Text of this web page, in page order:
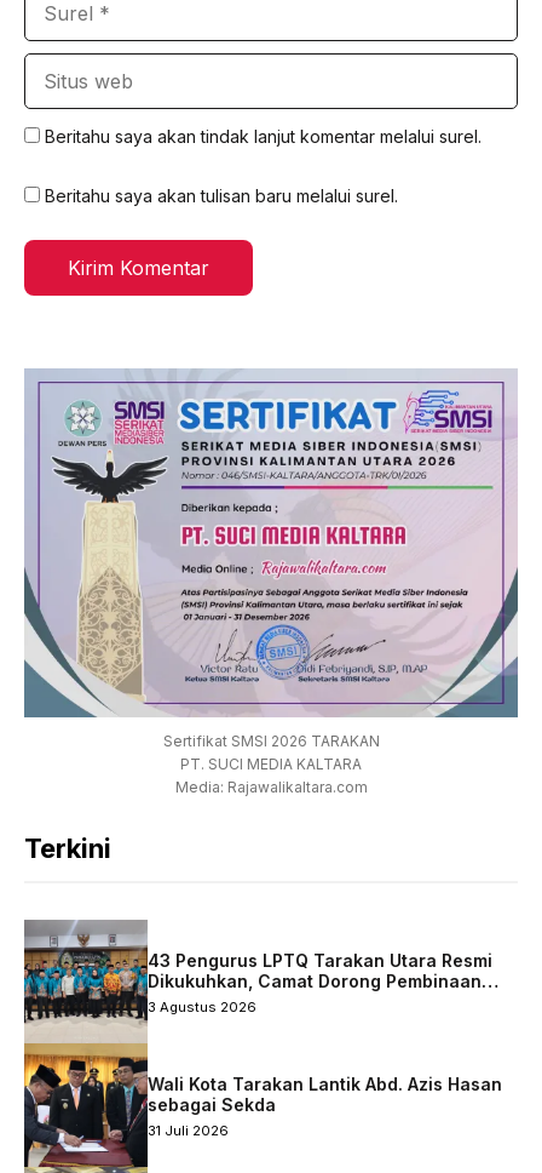
Beritahu saya akan tindak lanjut komentar melalui surel.
Beritahu saya akan tulisan baru melalui surel.
Sertifikat SMSI 2026 TARAKAN
PT. SUCI MEDIA KALTARA
Media: Rajawalikaltara.com
Terkini
43 Pengurus LPTQ Tarakan Utara Resmi
Dikukuhkan, Camat Dorong Pembinaan
Qurani Berkelanjutan
3 Agustus 2026
Wali Kota Tarakan Lantik Abd. Azis Hasan
sebagai Sekda
31 Juli 2026